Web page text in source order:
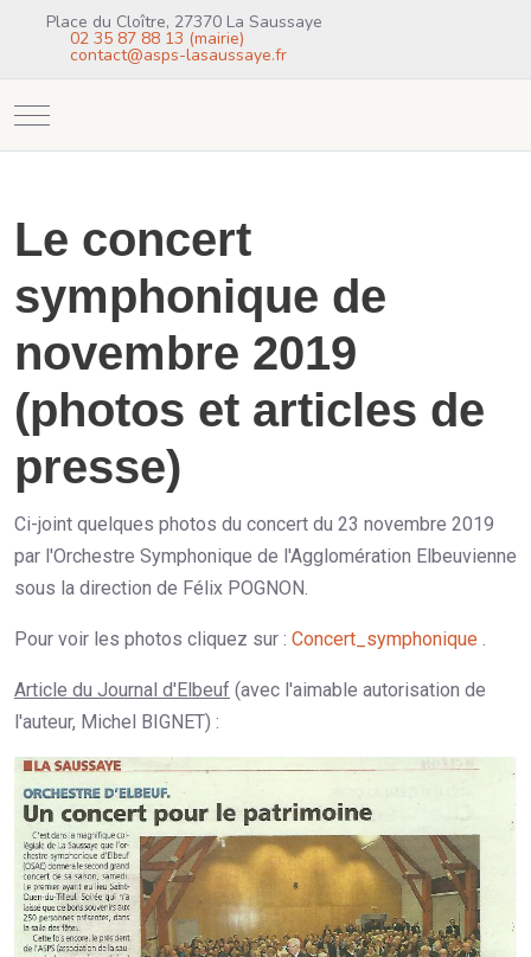
Place du Cloître, 27370 La Saussaye
02 35 87 88 13 (mairie)
contact@asps-lasaussaye.fr
Mobile Menu Toggle
Le concert
symphonique de
novembre 2019
(photos et articles de
presse)
Ci-joint quelques photos du concert du 23 novembre 2019
par l'Orchestre Symphonique de l'Agglomération Elbeuvienne
sous la direction de Félix POGNON.
Pour voir les photos cliquez sur : Concert_symphonique .
Article du Journal d'Elbeuf (avec l'aimable autorisation de
l'auteur, Michel BIGNET) :